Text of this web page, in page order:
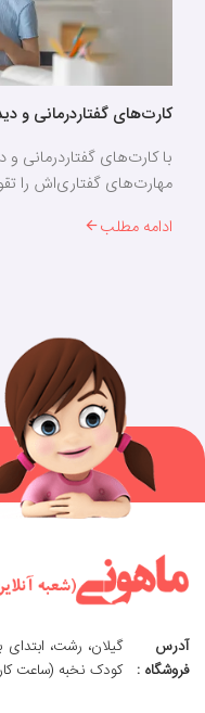
کارت‌های گفتاردرمانی و
با کارت‌های گفتاردرمانی
مهارت‌های گفتاری‌اش را
ادامه مطلب
آدرس
فروشگاه :
گیلان، رشت، ابتدای
کودک نخبه (ساعت کاری 8 صبح